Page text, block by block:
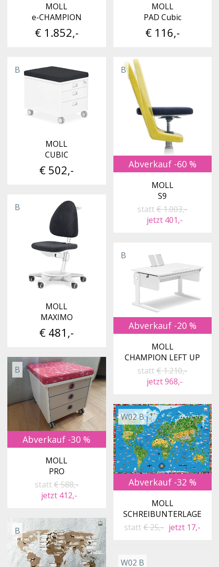
MOLL
e-CHAMPION
€ 1.852,-
MOLL
PAD Cubic
€ 116,-
B
MOLL
CUBIC
€ 502,-
B
Abverkauf -60 %
MOLL
S9
statt€ 1.003,-
jetzt 401,-
B
MOLL
MAXIMO
€ 481,-
B
Abverkauf -20 %
MOLL
CHAMPION LEFT UP
statt€ 1.210,-
jetzt 968,-
B
Abverkauf -30 %
MOLL
PRO
statt€ 588,-
jetzt 412,-
W02 B
Abverkauf -32 %
MOLL
SCHREIBUNTERLAGE
statt€ 25,- jetzt 17,-
B
W02 B